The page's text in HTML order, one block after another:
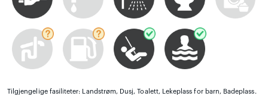
Tilgjengelige fasiliteter: Landstrøm, Dusj, Toalett, Lekeplass for barn, Badeplass.